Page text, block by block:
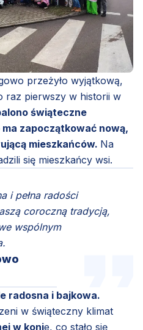
przeżyło wyjątkową,
raz pierwszy w historii w
świąteczne
zapoczątkować nową,
mieszkańców. Na
się mieszkańcy wsi.
i pełna radości
coroczną tradycją,
wspólnym
radosna i bajkowa.
w świąteczny klimat
w konie, co stało się